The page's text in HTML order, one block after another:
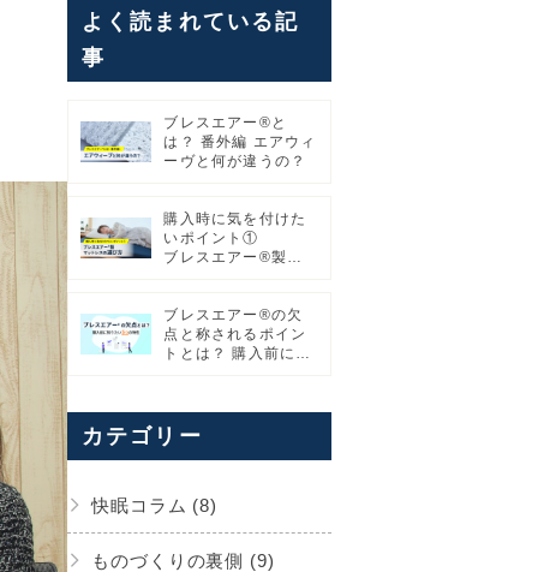
よく読まれている記
事
ブレスエアー®と
は？ 番外編 エアウィ
ーヴと何が違うの？
購入時に気を付けた
いポイント①
ブレスエアー®製マ
ブレスエアー®の欠
点と称されるポイン
トとは？ 購入前に知
カテゴリー
快眠コラム (8)
ものづくりの裏側 (9)